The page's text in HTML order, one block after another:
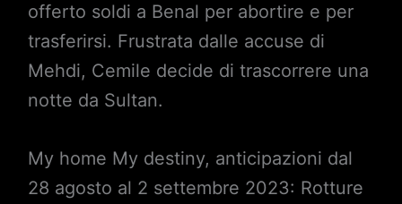
offerto soldi a Benal per abortire e per
trasferirsi. Frustrata dalle accuse di
Mehdi, Cemile decide di trascorrere una
notte da Sultan.
My home My destiny, anticipazioni dal
28 agosto al 2 settembre 2023: Rotture